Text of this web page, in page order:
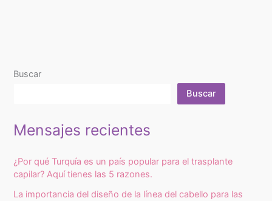
Buscar
Buscar
Mensajes recientes
¿Por qué Turquía es un país popular para el trasplante
capilar? Aquí tienes las 5 razones.
La importancia del diseño de la línea del cabello para las